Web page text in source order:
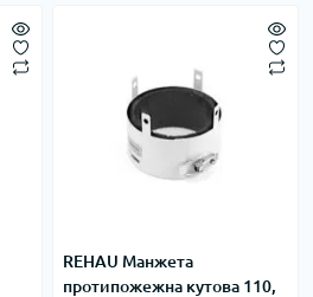
REHAU Манжета
протипожежна кутова 110,